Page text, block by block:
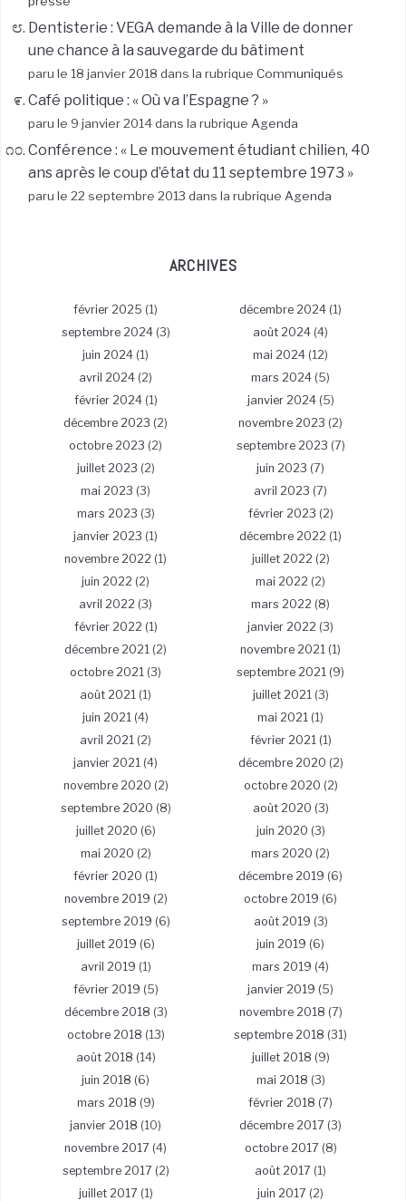
Dentisterie : VEGA demande à la Ville de donner
une chance à la sauvegarde du bâtiment
paru le 18 janvier 2018 dans la rubrique Communiqués
Café politique : « Où va l’Espagne ? »
paru le 9 janvier 2014 dans la rubrique Agenda
Conférence : « Le mouvement étudiant chilien, 40
ans après le coup d’état du 11 septembre 1973 »
paru le 22 septembre 2013 dans la rubrique Agenda
ARCHIVES
février 2025 (1) décembre 2024 (1)
septembre 2024(3) août 2024 (4)
juin 2024 (1) mai 2024 (12)
avril 2024 (2) mars 2024 (5)
février 2024(1) janvier 2024(5)
décembre 2023 (2) novembre 2023 (2)
octobre 2023 (2) septembre 2023 (7)
juillet 2023 (2) juin 2023 (7)
mai 2023 (3) avril 2023 (7)
mars 2023 (3) février 2023 (2)
janvier 2023 (1) décembre 2022 (1)
novembre 2022 (1) juillet 2022 (2)
juin 2022 (2) mai 2022 (2)
avril 2022 (3) mars 2022 (8)
février 2022 (1) janvier 2022 (3)
décembre 2021 (2) novembre 2021 (1)
octobre 2021 (3) septembre 2021 (9)
août 2021 (1) juillet 2021 (3)
juin 2021 (4) mai 2021 (1)
avril 2021 (2) février 2021 (1)
janvier 2021 (4) décembre 2020 (2)
novembre 2020 (2) octobre 2020 (2)
septembre 2020 (8) août 2020 (3)
juillet 2020 (6) juin 2020 (3)
mai 2020 (2) mars 2020 (2)
février 2020 (1) décembre 2019 (6)
novembre 2019 (2) octobre 2019 (6)
septembre 2019 (6) août 2019 (3)
juillet 2019 (6) juin 2019 (6)
avril 2019 (1) mars 2019 (4)
février 2019 (5) janvier 2019 (5)
décembre 2018 (3) novembre 2018 (7)
octobre 2018 (13) septembre 2018 (31)
août 2018 (14) juillet 2018 (9)
juin 2018 (6) mai 2018 (3)
mars 2018 (9) février 2018 (7)
janvier 2018 (10) décembre 2017 (3)
novembre 2017 (4) octobre 2017 (8)
septembre 2017 (2) août 2017 (1)
juillet 2017 (1) juin 2017 (2)